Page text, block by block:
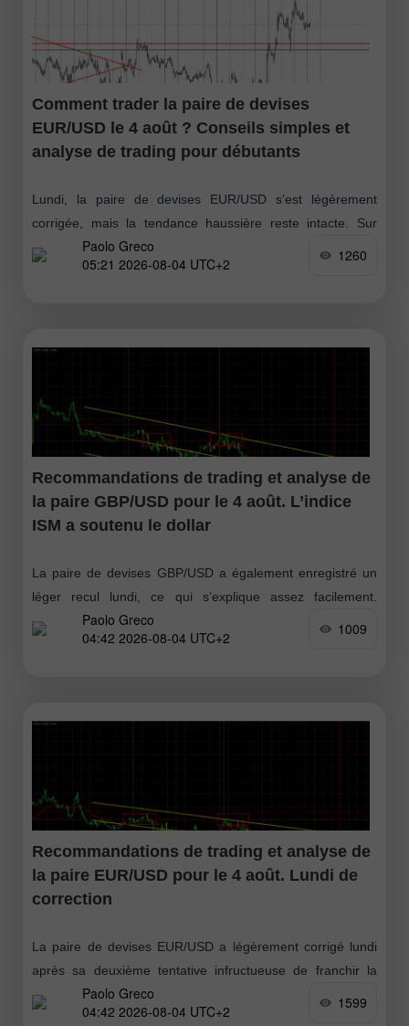
Comment trader la paire de devises
EUR/USD le 4 août ? Conseils simples et
analyse de trading pour débutants
Lundi, la paire de devises EUR/USD s’est légèrement
corrigée, mais la tendance haussière reste intacte. Sur
l’unité horaire, on voit clairement combien de temps le prix
a évolué à l’intérieur
Paolo Greco
05:21 2026-08-04 UTC+2
1260
Recommandations de trading et analyse de
la paire GBP/USD pour le 4 août. L’indice
ISM a soutenu le dollar
La paire de devises GBP/USD a également enregistré un
léger recul lundi, ce qui s’explique assez facilement.
Premièrement, la paire avait affiché une croissance
significative la semaine dernière, une correction
Paolo Greco
04:42 2026-08-04 UTC+2
1009
Recommandations de trading et analyse de
la paire EUR/USD pour le 4 août. Lundi de
correction
La paire de devises EUR/USD a légèrement corrigé lundi
après sa deuxième tentative infructueuse de franchir la
zone 1,1536–1,1542. La semaine dernière, la monnaie
européenne a affiché une croissance explosive
Paolo Greco
04:42 2026-08-04 UTC+2
1599